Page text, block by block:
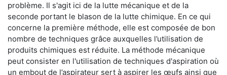
problème. Il s'agit ici de la lutte mécanique et de la
seconde portant le blason de la lutte chimique. En ce qui
concerne la première méthode, elle est composée de bon
nombre de techniques grâce auxquelles l’utilisation de
produits chimiques est réduite. La méthode mécanique
peut consister en l'utilisation de techniques d'aspiration où
un embout de l’aspirateur sert à aspirer les œufs ainsi que